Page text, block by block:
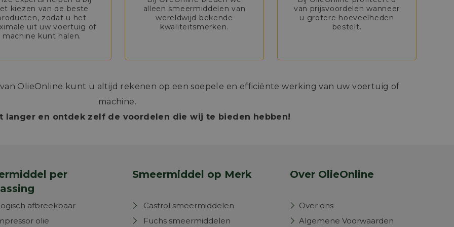
kiezen van de beste
zodat u het
uit uw voertuig of
machine kunt halen.
alleen smeermiddelen van
wereldwijd bekende
kwaliteitsmerken.
van prijsvoordelen wanneer
u grotere hoeveelheden
bestelt.
OlieOnline kunt u altijd rekenen op een soepele en efficiënte werking van uw voertuig of
machine.
langer en ontdek zelf de voordelen die wij te bieden hebben!
per
afbreekbaar
olie
Smeermiddel op Merk
Castrol smeermiddelen
Fuchs smeermiddelen
Over OlieOnline
Over ons
Algemene Voorwaarden